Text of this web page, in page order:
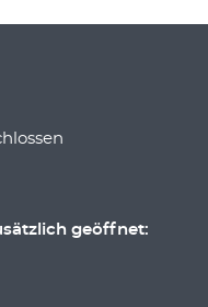
geöffnet: